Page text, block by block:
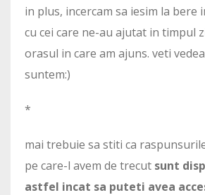
in plus, incercam sa iesim la bere
cu cei care ne-au ajutat in timpul
orasul in care am ajuns. veti
suntem:)
*
mai trebuie sa stiti ca
pe care-l avem de trecut sunt
astfel incat sa puteti avea